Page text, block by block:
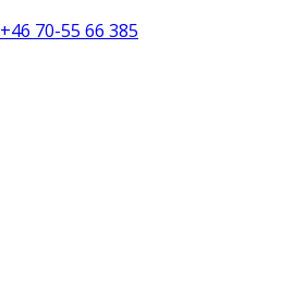
+46 70-55 66 385